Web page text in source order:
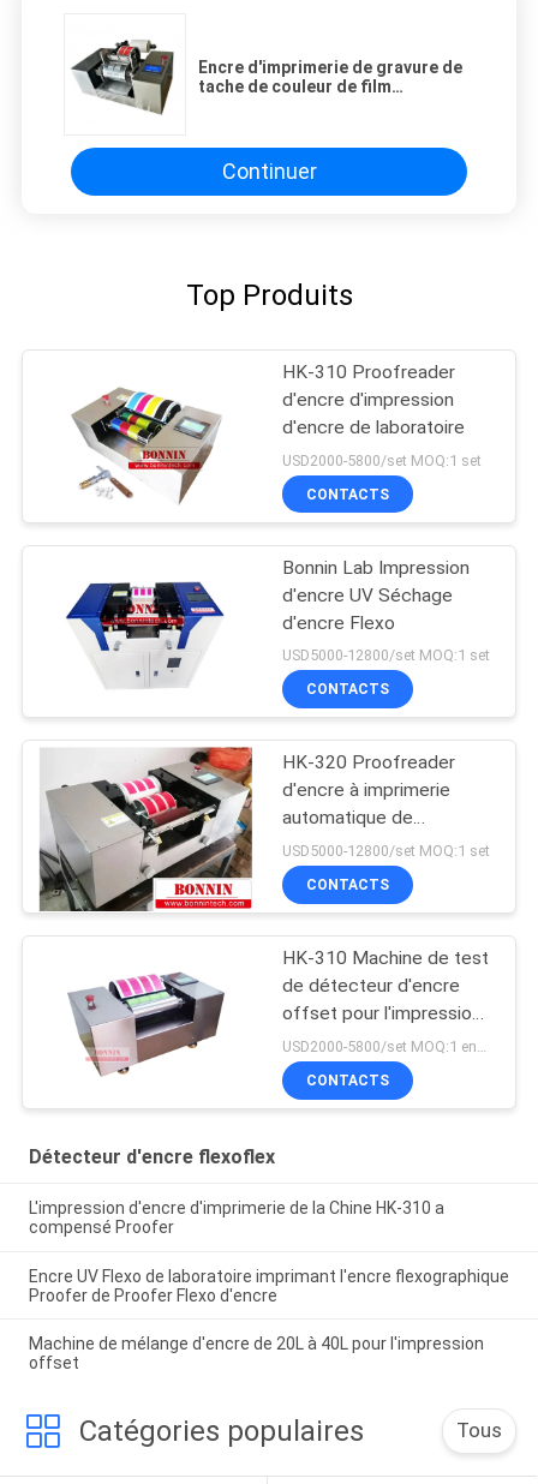
Encre d'imprimerie de gravure de
tache de couleur de film
Continuer
Top Produits
HK-310 Proofreader
d'encre d'impression
d'encre de laboratoire
USD2000-5800/set MOQ:1 set
CONTACTS
Bonnin Lab Impression
d'encre UV Séchage
d'encre Flexo
USD5000-12800/set MOQ:1 set
CONTACTS
HK-320 Proofreader
d'encre à imprimerie
automatique de
laboratoire
USD5000-12800/set MOQ:1 set
CONTACTS
HK-310 Machine de test
de détecteur d'encre
offset pour l'impression
d'encre UV en laboratoire
CONTACTS
Détecteur d'encre flexoflex
L'impression d'encre d'imprimerie de la Chine HK-310 a
compensé Proofer
Encre UV Flexo de laboratoire imprimant l'encre flexographique
Proofer de Proofer Flexo d'encre
Machine de mélange d'encre de 20L à 40L pour l'impression
offset
Catégories populaires Tous